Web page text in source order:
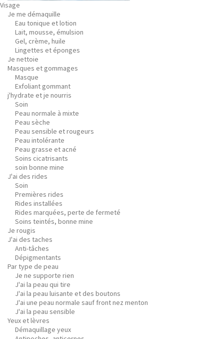
Visage
Je me démaquille
Eau tonique et lotion
Lait, mousse, émulsion
Gel, crème, huile
Lingettes et éponges
Je nettoie
Masques et gommages
Masque
Exfoliant gommant
j'hydrate et je nourris
Soin
Peau normale à mixte
Peau sèche
Peau sensible et rougeurs
Peau intolérante
Peau grasse et acné
Soins cicatrisants
soin bonne mine
J'ai des rides
Soin
Premières rides
Rides installées
Rides marquées, perte de fermeté
Soins teintés, bonne mine
Je rougis
J'ai des taches
Anti-tâches
Dépigmentants
Par type de peau
Je ne supporte rien
J'ai la peau qui tire
J'ai la peau luisante et des boutons
J'ai une peau normale sauf front nez menton
J'ai la peau sensible
Yeux et lèvres
Démaquillage yeux